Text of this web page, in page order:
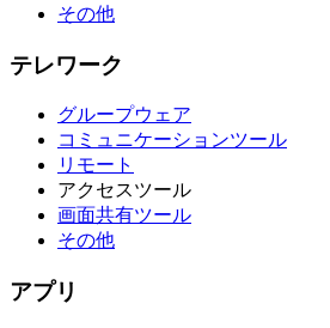
その他
テレワーク
グループウェア
コミュニケーションツール
リモート
アクセスツール
画面共有ツール
その他
アプリ